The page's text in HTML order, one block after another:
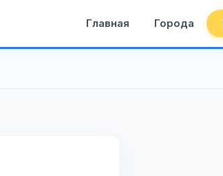
Главная Города